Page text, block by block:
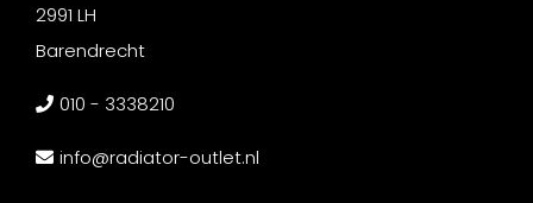
2991 LH
Barendrecht
010 - 3338210
info@radiator-outlet.nl